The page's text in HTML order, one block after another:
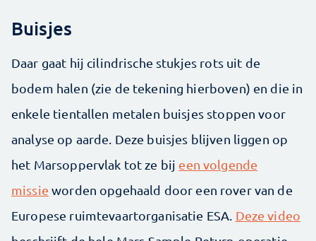
Buisjes
Daar gaat hij cilindrische stukjes rots uit de
bodem halen (zie de tekening hierboven) en die in
enkele tientallen metalen buisjes stoppen voor
analyse op aarde. Deze buisjes blijven liggen op
het Marsoppervlak tot ze bij een volgende
missie worden opgehaald door een rover van de
Europese ruimtevaartorganisatie ESA. Deze video